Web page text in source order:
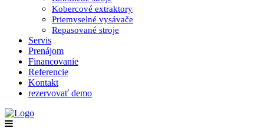
Kobercové extraktory
Priemyselné vysávače
Repasované stroje
Servis
Prenájom
Financovanie
Referencie
Kontakt
rezervovať demo